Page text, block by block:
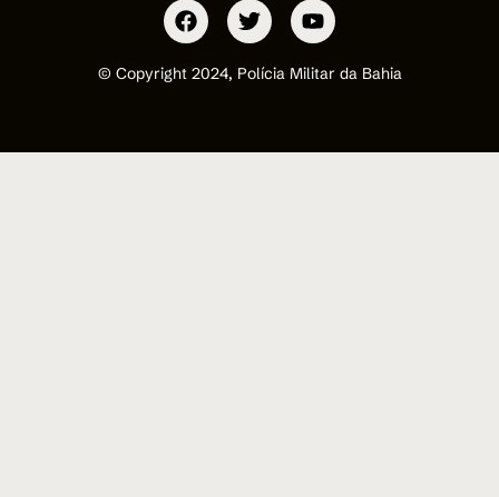
© Copyright 2024, Polícia Militar da Bahia